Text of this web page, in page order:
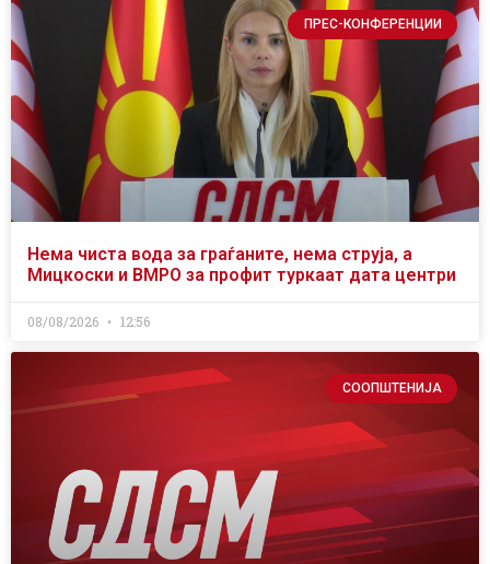
ПРЕС-КОНФЕРЕНЦИИ
Нема чиста вода за граѓаните, нема струја, а
Мицкоски и ВМРО за профит туркаат дата центри
08/08/2026 12:56
СООПШТЕНИЈА